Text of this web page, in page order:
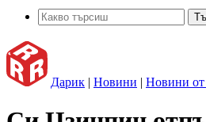
Дарик | Новини | Новини от